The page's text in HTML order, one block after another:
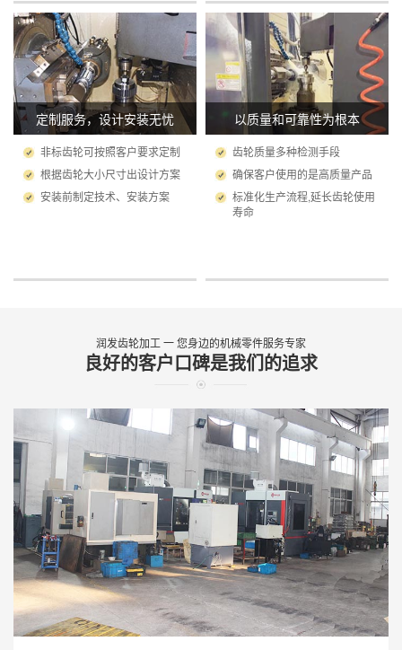
定制服务，设计安装无忧
非标齿轮可按照客户要求定制
根据齿轮大小尺寸出设计方案
安装前制定技术、安装方案
以质量和可靠性为根本
齿轮质量多种检测手段
确保客户使用的是高质量产品
标准化生产流程,延长齿轮使用
寿命
润发齿轮加工 一 您身边的机械零件服务专家
良好的客户口碑是我们的追求